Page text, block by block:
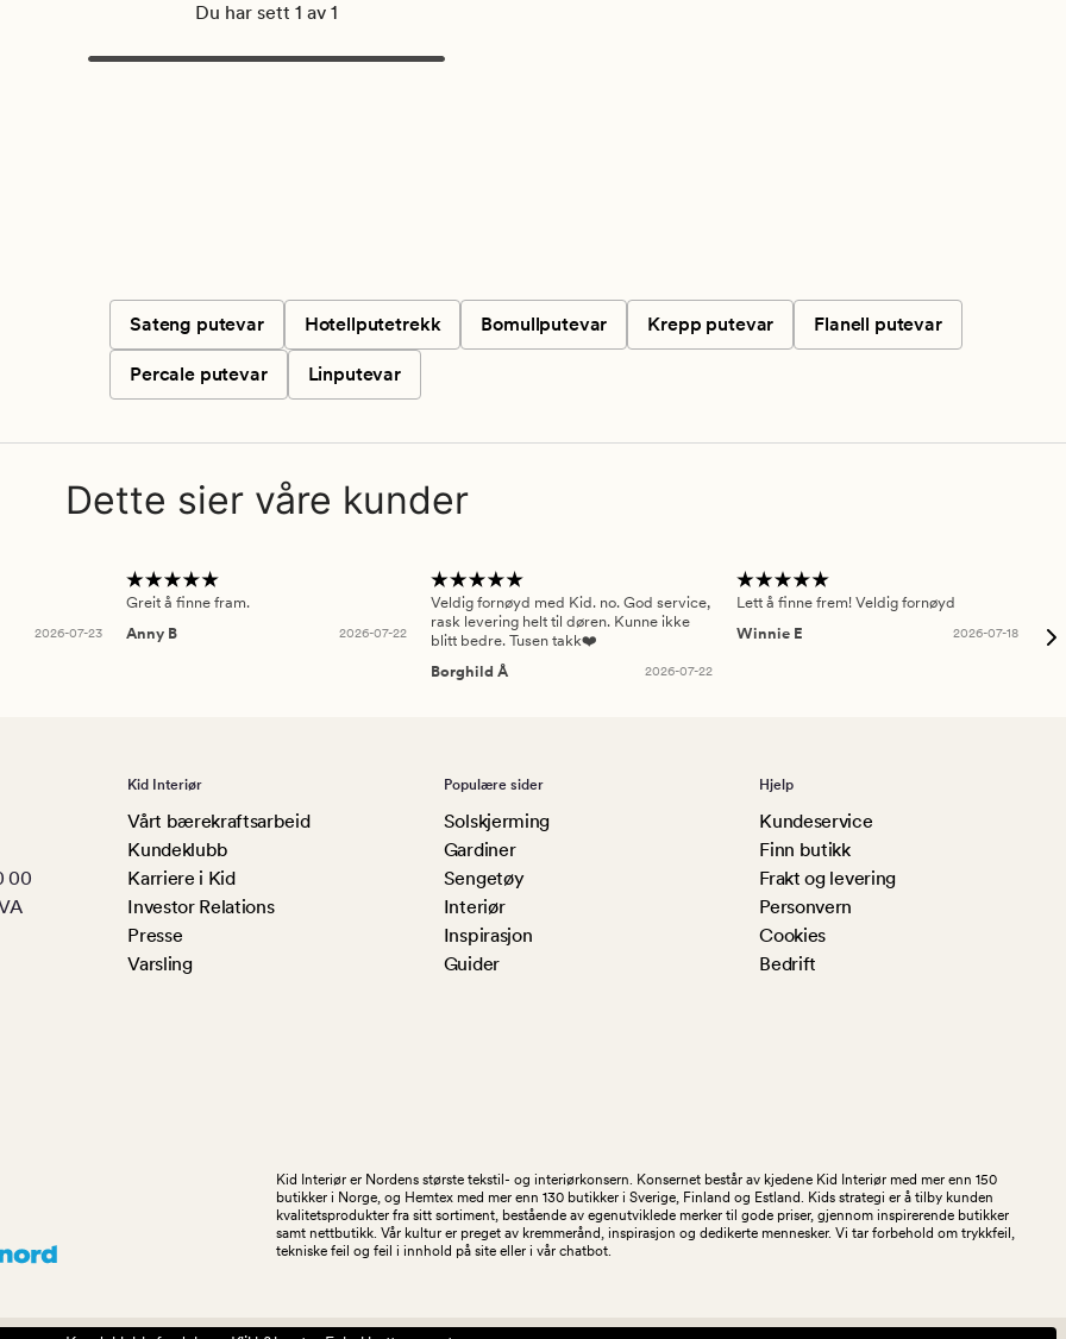
Du har sett 1 av 1
Sateng putevar Hotellputetrekk Bomullputevar Krepp putevar Flanell putevar
Percale putevar Linputevar
Dette sier våre kunder
2026-07-23
Greit å finne fram.
Anny B
2026-07-22
Veldig fornøyd med Kid. no. God service,
rask levering helt til døren. Kunne ikke
blitt bedre. Tusen takk❤️
Borghild Å
2026-07-22
Lett å finne frem! Veldig fornøyd
Winnie E
2026-07-18
00
Kid Interiør
Vårt bærekraftsarbeid
Kundeklubb
Karriere i Kid
Investor Relations
Presse
Varsling
Populære sider
Solskjerming
Gardiner
Sengetøy
Interiør
Inspirasjon
Guider
Hjelp
Kundeservice
Finn butikk
Frakt og levering
Personvern
Cookies
Bedrift
Kid Interiør er Nordens største tekstil- og interiørkonsern. Konsernet består av kjedene Kid Interiør med mer enn 150
butikker i Norge, og Hemtex med mer enn 130 butikker i Sverige, Finland og Estland. Kids strategi er å tilby kunden
kvalitetsprodukter fra sitt sortiment, bestående av egenutviklede merker til gode priser, gjennom inspirerende butikker
samt nettbutikk. Vår kultur er preget av kremmerånd, inspirasjon og dedikerte mennesker. Vi tar forbehold om trykkfeil,
tekniske feil og feil i innhold på site eller i vår chatbot.